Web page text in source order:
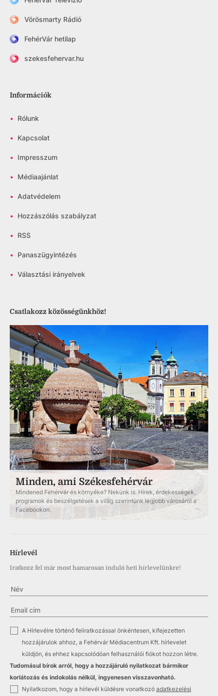
Vörösmarty Rádió
FehérVár hetilap
szekesfehervar.hu
Információk
• Rólunk
• Kapcsolat
• Impresszum
• Médiaajánlat
• Adatvédelem
• Hozzászólás szabályzat
• RSS
• Panaszügyintézés
• Választási irányelvek
Csatlakozz közösségünkhöz!
Minden, ami Székesfehérvár
Mindened Fehérvár és környéke? Nekünk is. Hírek, érdekességek,
programok és beszélgetések a világ szerintünk legjobb városáról a
Facebookon.
Hírlevél
Iratkozz fel már most hamarosan induló heti hírlevelünkre!
A Hírlevélre történő feliratkozással önkéntesen, kifejezetten
hozzájárulok ahhoz, a Fehérvár Médiacentrum Kft. hírlevelet
küldjön, és ehhez kapcsolódóan felhasználói fiókot hozzon létre.
Tudomásul bírok arról, hogy a hozzájáruló nyilatkozat bármikor
korlátozás és indokolás nélkül, ingyenesen visszavonható.
Nyilatkozom, hogy a hírlevél küldésre vonatkozó adatkezelési